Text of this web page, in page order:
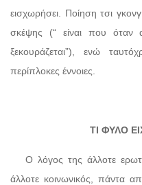
εισχωρήσει. Ποίηση τσι
σκέψης (“ είναι που όταν
ξεκουράζεται”), ενώ
περίπλοκες έννοιες.
ΤΙ ΦΥΛΟ
Ο λόγος της άλλοτε
άλλοτε κοινωνικός, πάντα